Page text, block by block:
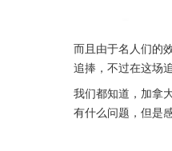
而且由于名人们的
追捧，不过在这场
我们都知道，加拿
有什么问题，但是